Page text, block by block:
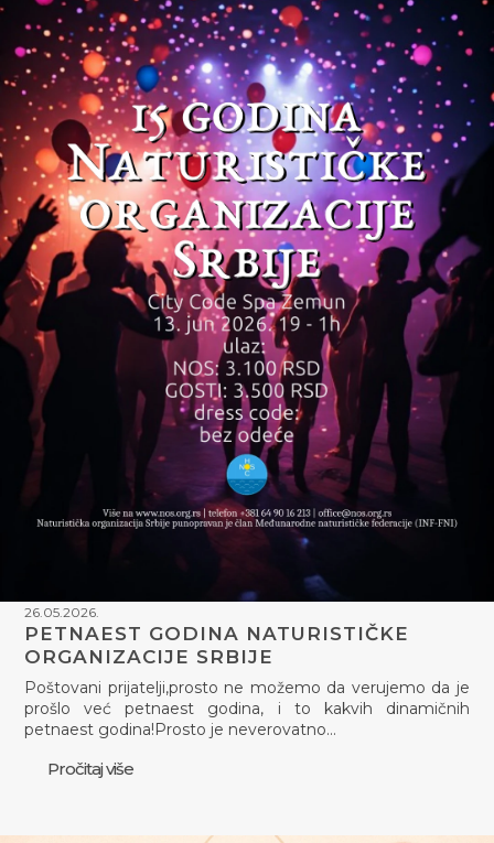
26.05.2026.
PETNAEST GODINA NATURISTIČKE
ORGANIZACIJE SRBIJE
Poštovani prijatelji,prosto ne možemo da verujemo da je
prošlo već petnaest godina, i to kakvih dinamičnih
petnaest godina!Prosto je neverovatno…
Pročitaj više